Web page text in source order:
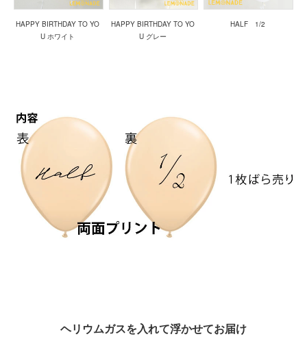
HAPPY BIRTHDAY TO YO
U ホワイト
HAPPY BIRTHDAY TO YO
U グレー
HALF 1/2
ヘリウムガスを入れて浮かせてお届け